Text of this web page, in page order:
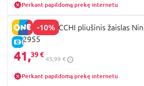
Perkant papildomą prekę internetu
-10%
E-KAINA
MOCCHI MOCCHI pliušinis žaislas
T12955
41,39 €
45,99 €
Perkant papildomą prekę internetu